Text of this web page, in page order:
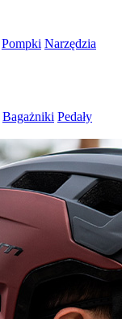
Pompki Narzędzia
Bagażniki Pedały